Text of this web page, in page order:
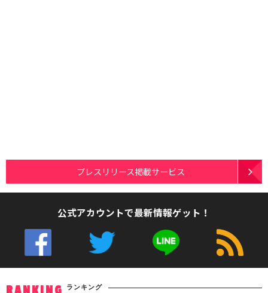
プレスリリース掲載サービス
公式アカウントで最新情報ゲット！
ランキング